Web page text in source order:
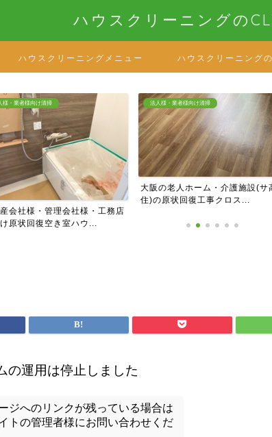
ハウスクリーニングの
ハウスクリーニングメニュー ハウスクリーニング
会社様・工務店
室ハウ...
法人様・業者様向け清掃
大阪の老人ホーム・介護施設(サ高
住)の原状回復工事クロス...
ハウ
サー
ホー